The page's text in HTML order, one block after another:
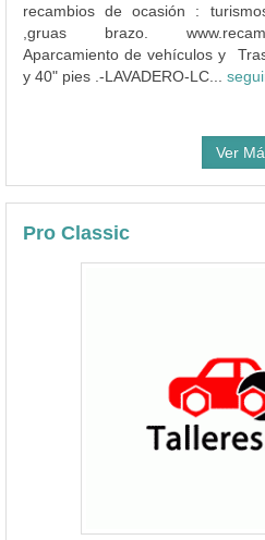
recambios de ocasión :
,gruas brazo.
Aparcamiento de vehículos y
y 40" pies .-LAVADERO-LC...
Ver
Pro Classic